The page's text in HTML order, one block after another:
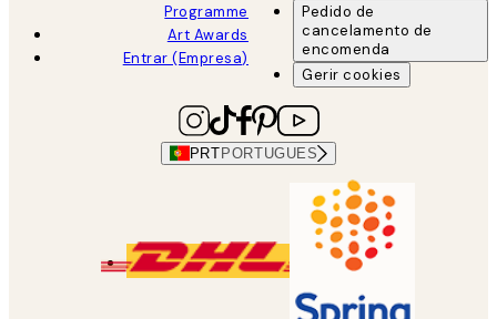
Programme
Art Awards
Entrar (Empresa)
Pedido de
cancelamento de
encomenda
Gerir cookies
PRT PORTUGUES